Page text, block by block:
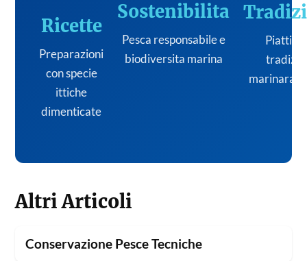
Ricette
Preparazioni
con specie
ittiche
dimenticate
Sostenibilita
Pesca responsabile e
biodiversita marina
Piatti
marinara
Altri Articoli
Conservazione Pesce Tecniche